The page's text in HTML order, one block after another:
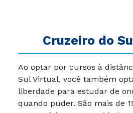
Cruzeiro do
Ao optar por cursos à
Sul Virtual, você também
liberdade para estudar de
quando puder. São mais de